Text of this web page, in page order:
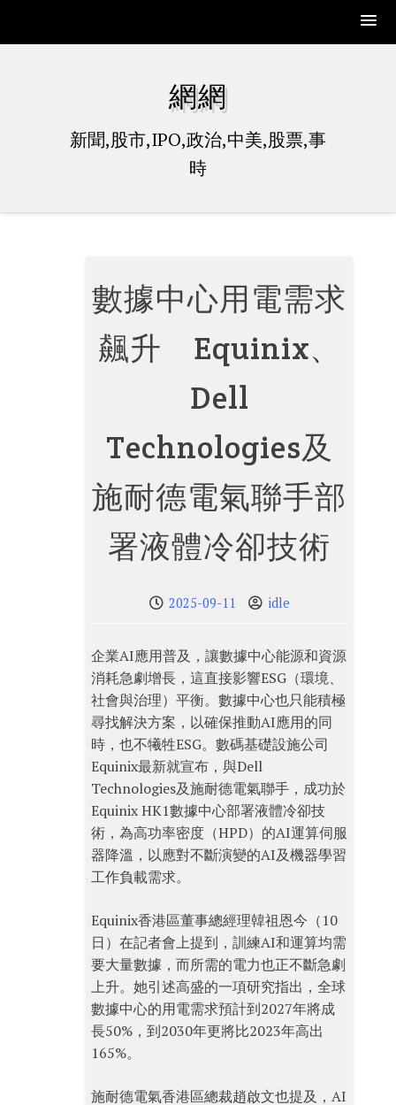
網網
新聞,股市,IPO,政治,中美,股票,事
時
數據中心用電需求
飆升 Equinix、
Dell
Technologies及
施耐德電氣聯手部
署液體冷卻技術
2025-09-11 idle
企業AI應用普及，讓數據中心能源和資源
消耗急劇增長，這直接影響ESG（環境、
社會與治理）平衡。數據中心也只能積極
尋找解決方案，以確保推動AI應用的同
時，也不犧牲ESG。數碼基礎設施公司
Equinix最新就宣布，與Dell
Technologies及施耐德電氣聯手，成功於
Equinix HK1數據中心部署液體冷卻技
術，為高功率密度（HPD）的AI運算伺服
器降溫，以應對不斷演變的AI及機器學習
工作負載需求。
Equinix香港區董事總經理韓祖恩今（10
日）在記者會上提到，訓練AI和運算均需
要大量數據，而所需的電力也正不斷急劇
上升。她引述高盛的一項研究指出，全球
數據中心的用電需求預計到2027年將成
長50%，到2030年更將比2023年高出
165%。
施耐德電氣香港區總裁趙啟文也提及，AI